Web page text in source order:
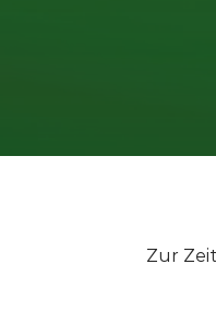
Zur